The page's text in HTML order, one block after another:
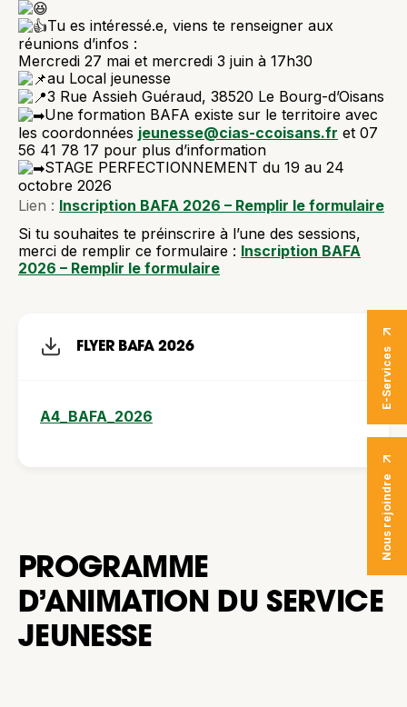
E-Services
Nous rejoindre
Tu es intéressé.e, viens te renseigner aux
réunions d’infos :
Mercredi 27 mai et mercredi 3 juin à 17h30
au Local jeunesse
3 Rue Assieh Guéraud, 38520 Le Bourg-d’Oisans
Une formation BAFA existe sur le territoire avec
les coordonnées jeunesse@cias-ccoisans.fr et 07
56 41 78 17 pour plus d’information
STAGE PERFECTIONNEMENT du 19 au 24
octobre 2026
Lien : Inscription BAFA 2026 – Remplir le formulaire
Si tu souhaites te préinscrire à l’une des sessions,
merci de remplir ce formulaire : Inscription BAFA
2026 – Remplir le formulaire
FLYER BAFA 2026
A4_BAFA_2026
PROGRAMME
D’ANIMATION DU SERVICE
JEUNESSE